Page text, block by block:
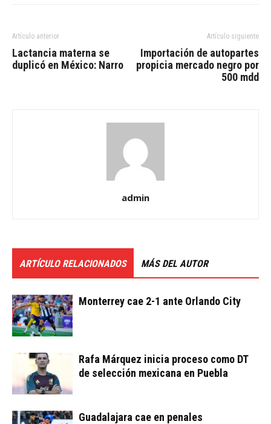
Artículo anterior
Lactancia materna se
duplicó en México: Narro
Artículo siguiente
Importación de autopartes
propicia mercado negro por
500 mdd
admin
ARTÍCULO RELACIONADOS MÁS DEL AUTOR
Monterrey cae 2-1 ante Orlando City
Rafa Márquez inicia proceso como DT
de selección mexicana en Puebla
Guadalajara cae en penales